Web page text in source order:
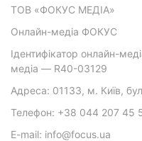
ТОВ «ФОКУС МЕДІА»
Онлайн-медіа ФОКУС
Ідентифікатор онлайн-
медіа — R40-03129
Адреса: 01133, м. Київ,
Телефон: +38 044 207 45
E-mail: info@focus.ua